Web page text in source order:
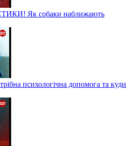
Як собаки наближають
психологічна допомога та куди